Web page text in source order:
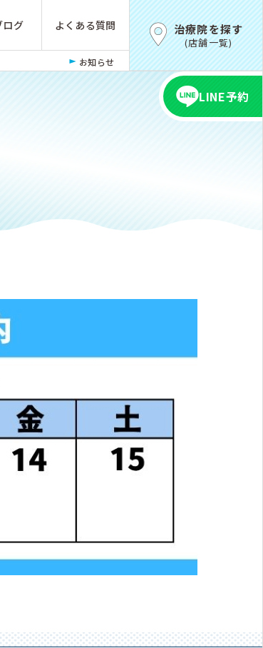
ログ よくある質問
お知らせ
治療院を探す
(店舗一覧)
LINE予約